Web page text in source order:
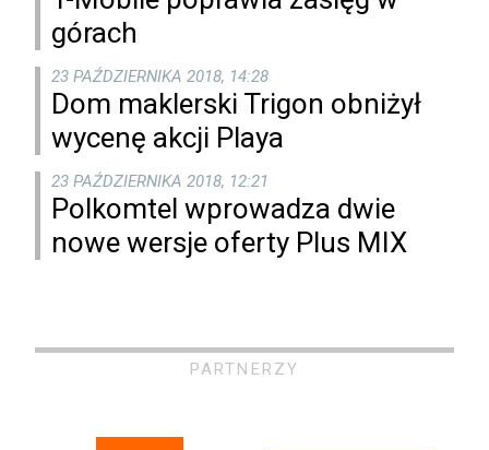
górach
23 PAŹDZIERNIKA 2018, 14:28
Dom maklerski Trigon obniżył
wycenę akcji Playa
23 PAŹDZIERNIKA 2018, 12:21
Polkomtel wprowadza dwie
nowe wersje oferty Plus MIX
PARTNERZY